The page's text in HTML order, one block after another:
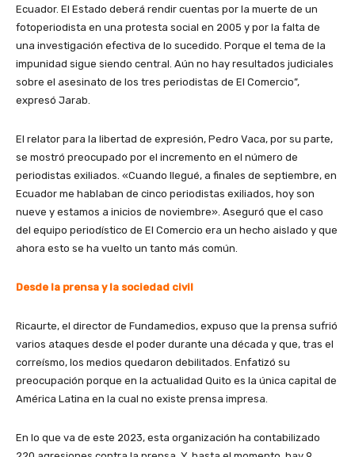
Ecuador. El Estado deberá rendir cuentas por la muerte de un
fotoperiodista en una protesta social en 2005 y por la falta de
una investigación efectiva de lo sucedido. Porque el tema de la
impunidad sigue siendo central. Aún no hay resultados judiciales
sobre el asesinato de los tres periodistas de El Comercio”,
expresó Jarab.
El relator para la libertad de expresión, Pedro Vaca, por su parte,
se mostró preocupado por el incremento en el número de
periodistas exiliados. «Cuando llegué, a finales de septiembre, en
Ecuador me hablaban de cinco periodistas exiliados, hoy son
nueve y estamos a inicios de noviembre». Aseguró que el caso
del equipo periodístico de El Comercio era un hecho aislado y que
ahora esto se ha vuelto un tanto más común.
Desde la prensa y la sociedad civil
Ricaurte, el director de Fundamedios, expuso que la prensa sufrió
varios ataques desde el poder durante una década y que, tras el
correísmo, los medios quedaron debilitados. Enfatizó su
preocupación porque en la actualidad Quito es la única capital de
América Latina en la cual no existe prensa impresa.
En lo que va de este 2023, esta organización ha contabilizado